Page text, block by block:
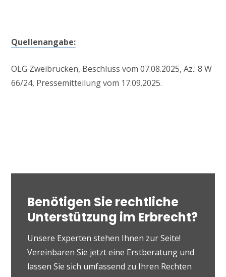
Quellenangabe:
OLG Zweibrücken, Beschluss vom 07.08.2025, Az.: 8 W
66/24, Pressemitteilung vom 17.09.2025.
Benötigen Sie rechtliche
Unterstützung im Erbrecht?
Unsere Experten stehen Ihnen zur Seite!
Vereinbaren Sie jetzt eine Erstberatung und
lassen Sie sich umfassend zu Ihren Rechten